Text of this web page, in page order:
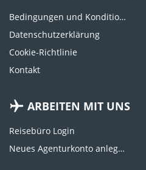
Bedingungen und Konditionen
Datenschutzerklärung
Cookie-Richtlinie
Kontakt
ARBEITEN MIT UNS
Reisebüro Login
Neues Agenturkonto anlegen